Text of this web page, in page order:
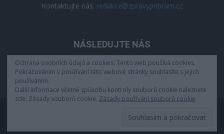
Kontaktujte nás: redakce@zpravypribram.cz
NÁSLEDUJTE NÁS
Ochrana osobních údajů a cookies: Tento web používá cookies.
Pokračováním v používání této webové stránky souhlasíte s jejich
používáním.
Další informace včetně způsobu kontroly souborů cookie naleznete
zde: Zásady souborů cookie. Zásady používání souborů cookie